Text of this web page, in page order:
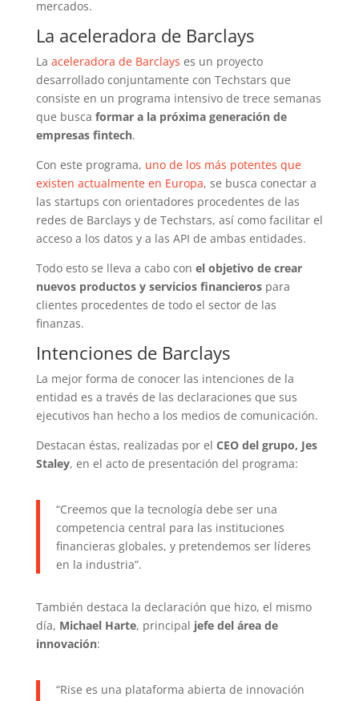
mercados.
La aceleradora de Barclays
La aceleradora de Barclays es un proyecto
desarrollado conjuntamente con Techstars que
consiste en un programa intensivo de trece semanas
que busca formar a la próxima generación de
empresas fintech.
Con este programa, uno de los más potentes que
existen actualmente en Europa, se busca conectar a
las startups con orientadores procedentes de las
redes de Barclays y de Techstars, así como facilitar el
acceso a los datos y a las API de ambas entidades.
Todo esto se lleva a cabo con el objetivo de crear
nuevos productos y servicios financierospara
clientes procedentes de todo el sector de las
finanzas.
Intenciones de Barclays
La mejor forma de conocer las intenciones de la
entidad es a través de las declaraciones que sus
ejecutivos han hecho a los medios de comunicación.
Destacan éstas, realizadas por el CEO del grupo, Jes
Staley, en el acto de presentación del programa:
“Creemos que la tecnología debe ser una
competencia central para las instituciones
financieras globales, y pretendemos ser líderes
en la industria”.
También destaca la declaración que hizo, el mismo
día, Michael Harte, principal jefe del área de
innovación:
“Rise es una plataforma abierta de innovación